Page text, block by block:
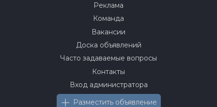
Реклама
Команда
Вакансии
Доска объявлений
Часто задаваемые вопросы
Контакты
Вход администратора
Разместить объявление